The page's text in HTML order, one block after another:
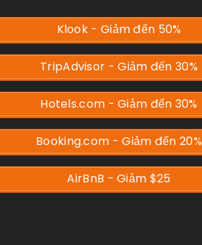
Klook - Giảm đến 50%
TripAdvisor - Giảm đến 30%
Hotels.com - Giảm đến 30%
Booking.com - Giảm đến 20%
AirBnB - Giảm $25